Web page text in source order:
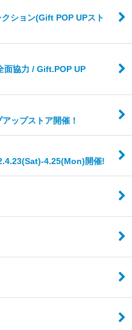
ション(Gift POP UPスト
面協力 / Gift.POP UP
ップストア開催！
4.25(Mon)開催!